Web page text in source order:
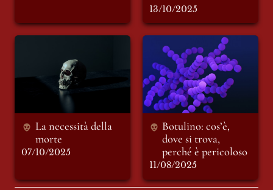
13/10/2025
La necessità della
La necessità della
morte
07/10/2025
Botulino: cos’è,
dove si trova,
perché è pericoloso
Botulino: cos’è,
dove si trova,
perché è pericoloso
11/08/2025